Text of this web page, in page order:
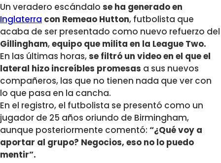
Un veradero escándalo se ha generado en
Inglaterra con Remeao Hutton, futbolista que
acaba de ser presentado como nuevo refuerzo del
Gillingham,equipo que milita en la League Two.
En las últimas horas,se filtró un video en el que el
lateral hizo increíbles promesas a sus nuevos
compañeros, las que no tienen nada que ver con
lo que pasa en la cancha.
En el registro, el futbolista se presentó como un
jugador de 25 años oriundo de Birmingham,
aunque posteriormente comentó: “¿Qué voy a
aportar al grupo? Negocios, eso no lo puedo
mentir”.